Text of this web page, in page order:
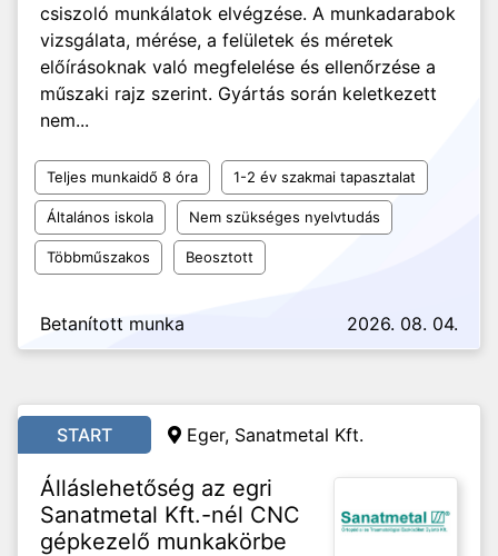
csiszoló munkálatok elvégzése. A munkadarabok
vizsgálata, mérése, a felületek és méretek
előírásoknak való megfelelése és ellenőrzése a
műszaki rajz szerint. Gyártás során keletkezett
nem...
Teljes munkaidő 8 óra 1-2 év szakmai tapasztalat
Általános iskola Nem szükséges nyelvtudás
Többműszakos Beosztott
Betanított munka 2026. 08. 04.
START Eger, Sanatmetal Kft.
Álláslehetőség az egri
Sanatmetal Kft.-nél CNC
gépkezelő munkakörbe